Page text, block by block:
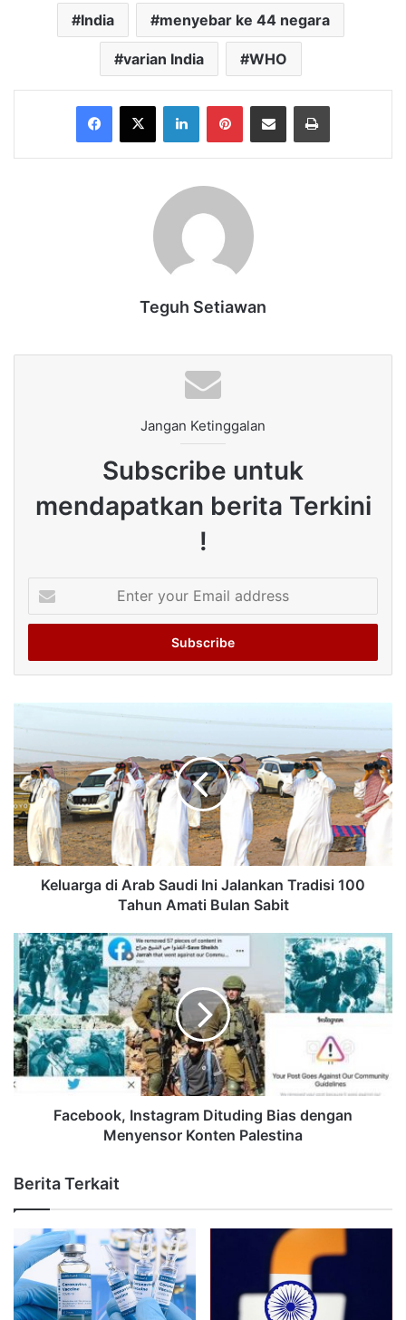
India menyebar ke 44 negara
varian India WHO
Facebook
X LinkedInPinterestShare via Email Print
Teguh Setiawan
Jangan Ketinggalan
Subscribe untuk
mendapatkan berita Terkini
!
your
Email
Keluarga di Arab Saudi Ini Jalankan Tradisi 100
Tahun Amati Bulan Sabit
Facebook, Instagram Dituding Bias dengan
Menyensor Konten Palestina
Berita Terkait